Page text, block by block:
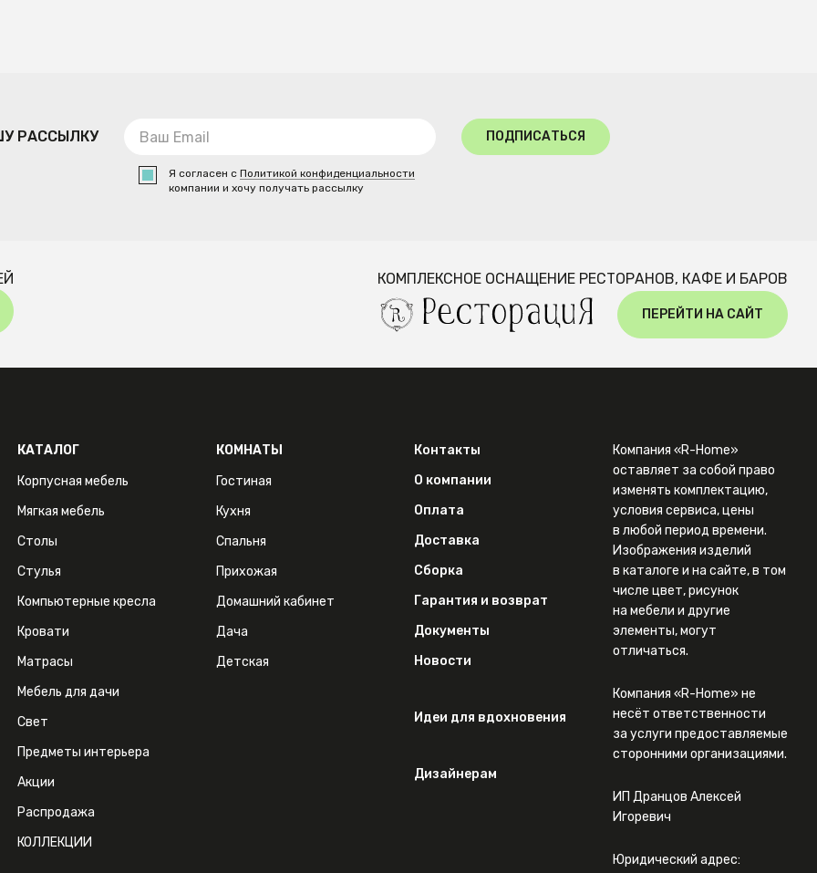
РАССЫЛКУ
Я согласен с Политикой конфиденциальности
компании и хочу получать рассылку
ПОДПИСАТЬСЯ
КОМПЛЕКСНОЕ ОСНАЩЕНИЕ РЕСТОРАНОВ, КАФЕ И БАРОВ
ПЕРЕЙТИ НА САЙТ
КАТАЛОГ
Корпусная мебель
Мягкая мебель
Столы
Стулья
Компьютерные кресла
Кровати
Матрасы
Мебель для дачи
Свет
Предметы интерьера
Акции
Распродажа
КОЛЛЕКЦИИ
КОМНАТЫ
Гостиная
Кухня
Спальня
Прихожая
Домашний кабинет
Дача
Детская
Контакты
О компании
Оплата
Доставка
Сборка
Гарантия и возврат
Документы
Новости
Идеи для вдохновения
Дизайнерам
Компания «R-Home»
оставляет за собой право
изменять комплектацию,
условия сервиса, цены
в любой период времени.
Изображения изделий
в каталоге и на сайте, в том
числе цвет, рисунок
на мебели и другие
элементы, могут
отличаться.
Компания «R-Home» не
несёт ответственности
за услуги предоставляемые
сторонними организациями.
ИП Дранцов Алексей
Игоревич
Юридический адрес: